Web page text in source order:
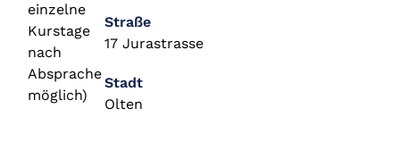
einzelne
Kurstage
nach
Absprache
möglich)
Straße
17 Jurastrasse
Stadt
Olten